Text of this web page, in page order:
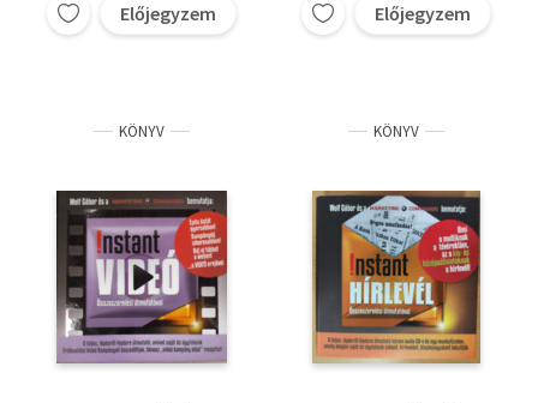
Előjegyzem Előjegyzem
KÖNYV KÖNYV